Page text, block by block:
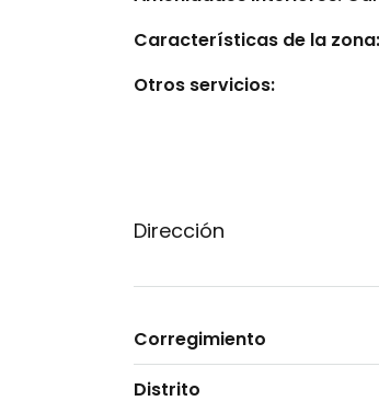
Características de la zona:
Otros servicios:
Dirección
Corregimiento
Distrito